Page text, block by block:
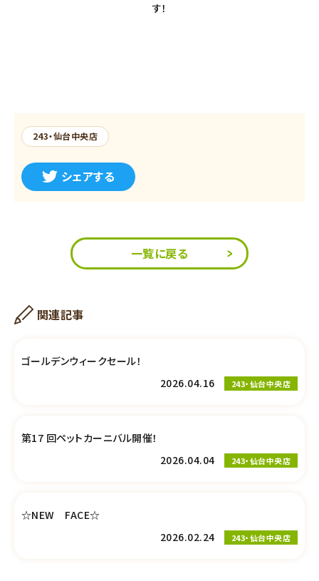
す！
243・仙台中央店
シェアする
一覧に戻る
関連記事
ゴールデンウィークセール！
2026.04.16
243・仙台中央店
第17 回ペットカーニバル開催！
2026.04.04
243・仙台中央店
☆NEW FACE☆
2026.02.24
243・仙台中央店